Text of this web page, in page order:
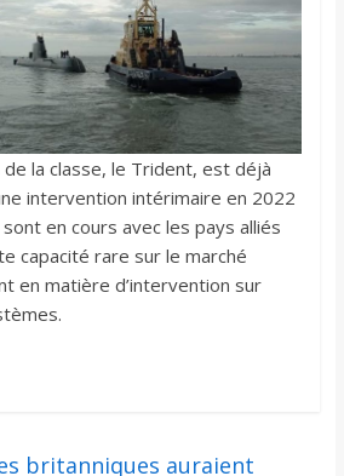
de la classe, le Trident, est déjà
intervention intérimaire en 2022
en cours avec les pays alliés
capacité rare sur le marché
en matière d’intervention sur
britanniques auraient